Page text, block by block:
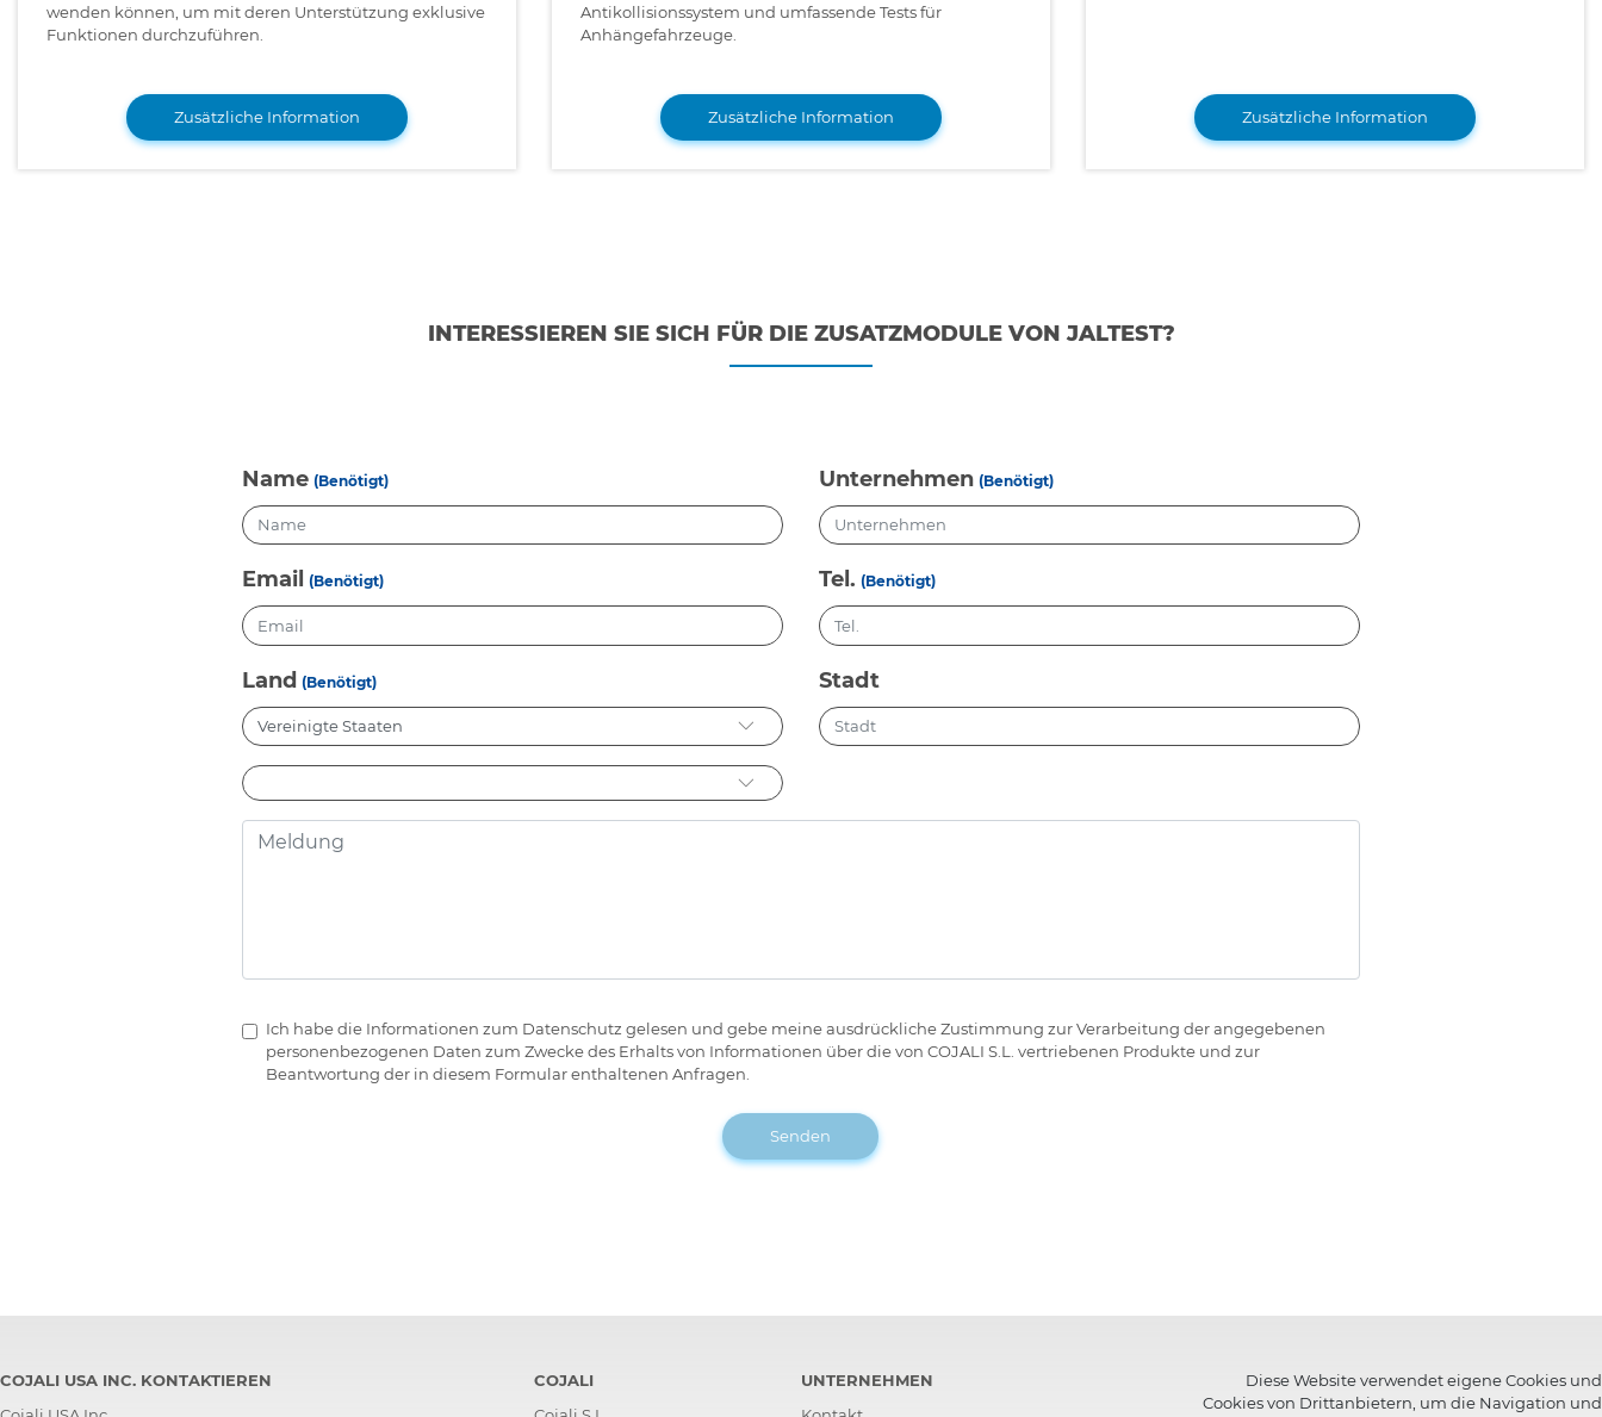
wenden können, um mit deren Unterstützung exklusive
Funktionen durchzuführen.
Zusätzliche Information
Antikollisionssystem und umfassende Tests für
Anhängefahrzeuge.
Zusätzliche Information Zusätzliche Information
INTERESSIEREN SIE SICH FÜR DIE ZUSATZMODULE VON JALTEST?
Name (Benötigt) Unternehmen (Benötigt)
Email (Benötigt) Tel. (Benötigt)
Land (Benötigt) Stadt
Ich habe die Informationen zum Datenschutz gelesen und gebe meine ausdrückliche Zustimmung zur Verarbeitung der angegebenen
personenbezogenen Daten zum Zwecke des Erhalts von Informationen über die von COJALI S.L. vertriebenen Produkte und zur
Beantwortung der in diesem Formular enthaltenen Anfragen.
Senden
COJALI USA INC. KONTAKTIEREN
COJALI
UNTERNEHMEN
Diese Website verwendet eigene Cookies und
Cookies von Drittanbietern, um die Navigation und